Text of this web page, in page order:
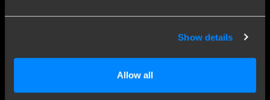
Show details
Allow all
Social media
Blijf op de hoogte van onze laatste ontwikkelingen